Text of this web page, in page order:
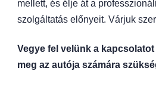
mellett, és élje át a
szolgáltatás előnyeit. Várjuk
Vegye fel velünk a
meg az autója számára